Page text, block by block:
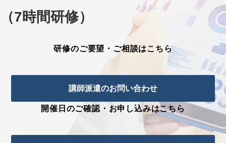
（7時間研修）
研修のご要望・ご相談はこちら
講師派遣のお問い合わせ
開催日のご確認・お申し込みはこちら